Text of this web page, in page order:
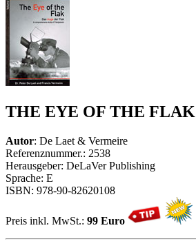
THE EYE OF THE FLAK
Autor: De Laet & Vermeire
Referenznummer.: 2538
Herausgeber: DeLaVer Publishing
Sprache: E
ISBN: 978-90-82620108
Preis inkl. MwSt.: 99 Euro